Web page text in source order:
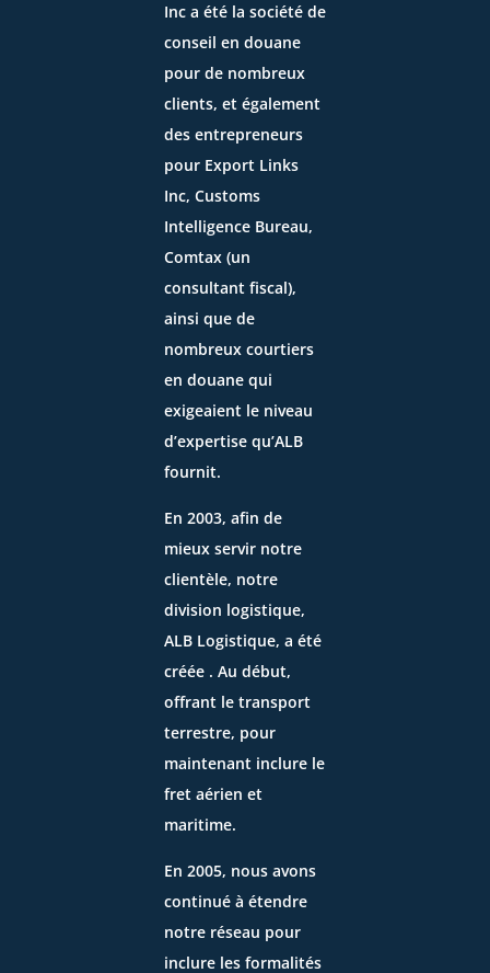
Inc a été la société de
conseil en douane
pour de nombreux
clients, et également
des entrepreneurs
pour Export Links
Inc, Customs
Intelligence Bureau,
Comtax (un
consultant fiscal),
ainsi que de
nombreux courtiers
en douane qui
exigeaient le niveau
d’expertise qu’ALB
fournit.
En 2003, afin de
mieux servir notre
clientèle, notre
division logistique,
ALB Logistique, a été
créée . Au début,
offrant le transport
terrestre, pour
maintenant inclure le
fret aérien et
maritime.
En 2005, nous avons
continué à étendre
notre réseau pour
inclure les formalités